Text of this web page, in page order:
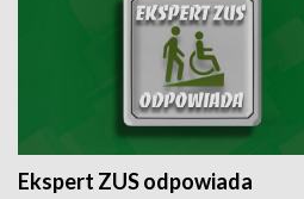
Ekspert ZUS odpowiada